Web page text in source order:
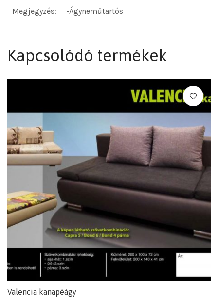
Megjegyzés: -Ágyneműtartós
Kapcsolódó termékek
Valencia kanapéágy